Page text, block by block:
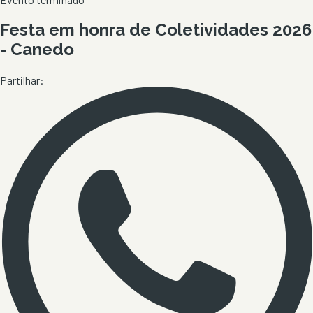
Festa em honra de Coletividades 2026
- Canedo
Partilhar: